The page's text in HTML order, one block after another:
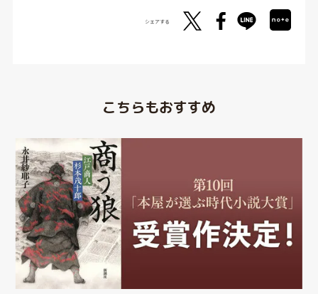
シェアする
こちらもおすすめ